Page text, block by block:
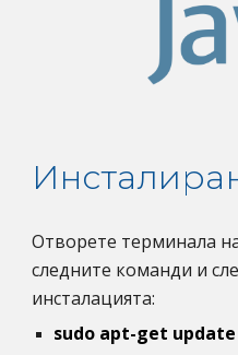
Отворете терминала
следните команди и
инсталацията:
sudo apt-get update